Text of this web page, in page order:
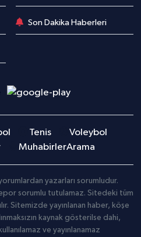
Son Dakika Haberleri
Tenis
Voleybol
MuhabirlerArama
yazarları sorumludur.
sorumlu tutulamaz. Sitedeki tüm
Sitemizde yayınlanan haber, köşe
kaynak gösterilse dahi,
ve yayınlanamaz